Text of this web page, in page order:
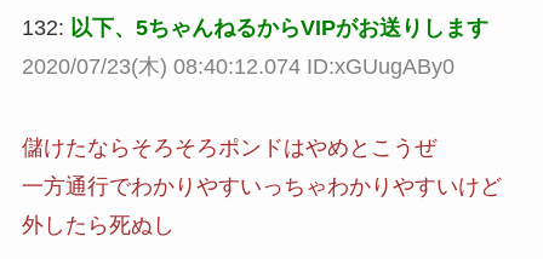
132: 以下、5ちゃんねるからVIPがお送りします
2020/07/23(木) 08:40:12.074 ID:xGUugABy0
儲けたならそろそろポンドはやめとこうぜ
一方通行でわかりやすいっちゃわかりやすいけど
外したら死ぬし